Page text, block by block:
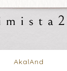
AkalAnd